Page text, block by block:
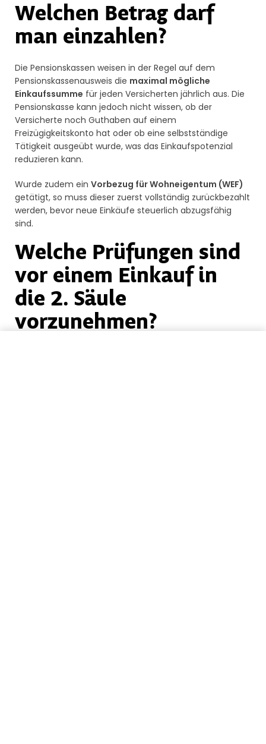
Welchen Betrag darf
man einzahlen?
Die Pensionskassen weisen in der Regel auf dem
Pensionskassenausweis die maximal mögliche
Einkaufssumme für jeden Versicherten jährlich aus. Die
Pensionskasse kann jedoch nicht wissen, ob der
Versicherte noch Guthaben auf einem
Freizügigkeitskonto hat oder ob eine selbstständige
Tätigkeit ausgeübt wurde, was das Einkaufspotenzial
reduzieren kann.
Wurde zudem ein Vorbezug für Wohneigentum (WEF)
getätigt, so muss dieser zuerst vollständig zurückbezahlt
werden, bevor neue Einkäufe steuerlich abzugsfähig
sind.
Welche Prüfungen sind
vor einem Einkauf in
die 2. Säule
vorzunehmen?